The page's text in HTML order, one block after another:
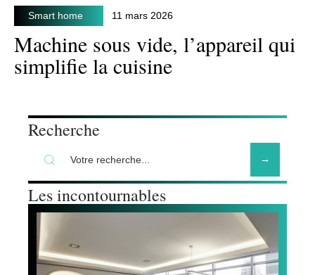
Smart home 11 mars 2026
Machine sous vide, l’appareil qui
simplifie la cuisine
Recherche
Les incontournables